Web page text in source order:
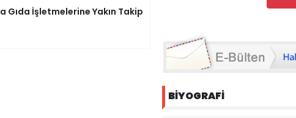
Gıda İşletmelerine Yakın Takip
BİYOGRAFİ